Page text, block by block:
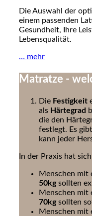
Die Auswahl der
einem passenden
Gesundheit, Ihre
Lebensqualität.
… mehr
Matratze -
Die Festigkeit
als Härtegrad
die den
festlegt. Es
kann jeder
In der Praxis hat
Menschen mit
50kgsollten
Menschen mit
70kgsollten
Menschen mit